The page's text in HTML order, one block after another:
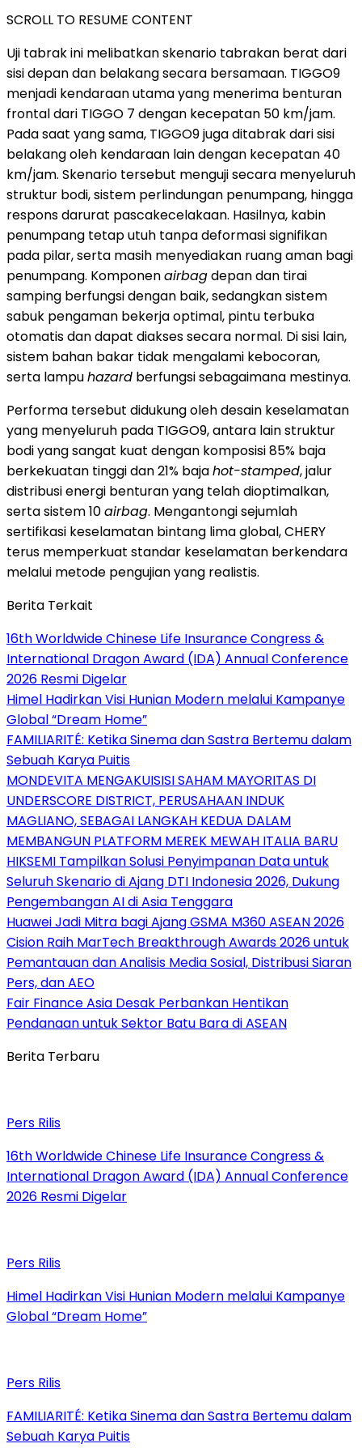
SCROLL TO RESUME CONTENT
Uji tabrak ini melibatkan skenario tabrakan berat dari
sisi depan dan belakang secara bersamaan. TIGGO9
menjadi kendaraan utama yang menerima benturan
frontal dari TIGGO 7 dengan kecepatan 50 km/jam.
Pada saat yang sama, TIGGO9 juga ditabrak dari sisi
belakang oleh kendaraan lain dengan kecepatan 40
km/jam. Skenario tersebut menguji secara menyeluruh
struktur bodi, sistem perlindungan penumpang, hingga
respons darurat pascakecelakaan. Hasilnya, kabin
penumpang tetap utuh tanpa deformasi signifikan
pada pilar, serta masih menyediakan ruang aman bagi
penumpang. Komponenairbagdepan dan tirai
samping berfungsi dengan baik, sedangkan sistem
sabuk pengaman bekerja optimal, pintu terbuka
otomatis dan dapat diakses secara normal. Di sisi lain,
sistem bahan bakar tidak mengalami kebocoran,
serta lampuhazard berfungsi sebagaimana mestinya.
Performa tersebut didukung oleh desain keselamatan
yang menyeluruh pada TIGGO9, antara lain struktur
bodi yang sangat kuat dengan komposisi 85% baja
berkekuatan tinggi dan 21% bajahot-stamped, jalur
distribusi energi benturan yang telah dioptimalkan,
serta sistem 10airbag. Mengantongi sejumlah
sertifikasi keselamatan bintang lima global, CHERY
terus memperkuat standar keselamatan berkendara
melalui metode pengujian yang realistis.
Berita Terkait
16th Worldwide Chinese Life Insurance Congress &
International Dragon Award (IDA) Annual Conference
2026 Resmi Digelar
Himel Hadirkan Visi Hunian Modern melalui Kampanye
Global “Dream Home”
FAMILIARITÉ: Ketika Sinema dan Sastra Bertemu dalam
Sebuah Karya Puitis
MONDEVITA MENGAKUISISI SAHAM MAYORITAS DI
UNDERSCORE DISTRICT, PERUSAHAAN INDUK
MAGLIANO, SEBAGAI LANGKAH KEDUA DALAM
MEMBANGUN PLATFORM MEREK MEWAH ITALIA BARU
HIKSEMI Tampilkan Solusi Penyimpanan Data untuk
Seluruh Skenario di Ajang DTI Indonesia 2026, Dukung
Pengembangan AI di Asia Tenggara
Huawei Jadi Mitra bagi Ajang GSMA M360 ASEAN 2026
Cision Raih MarTech Breakthrough Awards 2026 untuk
Pemantauan dan Analisis Media Sosial, Distribusi Siaran
Pers, dan AEO
Fair Finance Asia Desak Perbankan Hentikan
Pendanaan untuk Sektor Batu Bara di ASEAN
Berita Terbaru
Pers Rilis
16th Worldwide Chinese Life Insurance Congress &
International Dragon Award (IDA) Annual Conference
2026 Resmi Digelar
Pers Rilis
Himel Hadirkan Visi Hunian Modern melalui Kampanye
Global “Dream Home”
Pers Rilis
FAMILIARITÉ: Ketika Sinema dan Sastra Bertemu dalam
Sebuah Karya Puitis